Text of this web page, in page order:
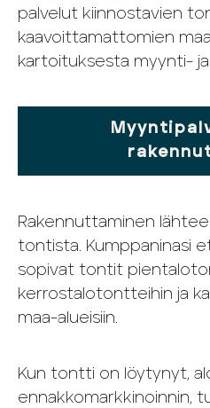
palvelut kiinnostavien
kaavoittamattomien
kartoituksesta myynti- ja
Rakennuttaminen
tontista. Kumppaninasi
sopivat tontit
kerrostalotontteihin ja
maa-alueisiin.
Kun tontti on löytynyt,
ennakkomarkkinoinnin,